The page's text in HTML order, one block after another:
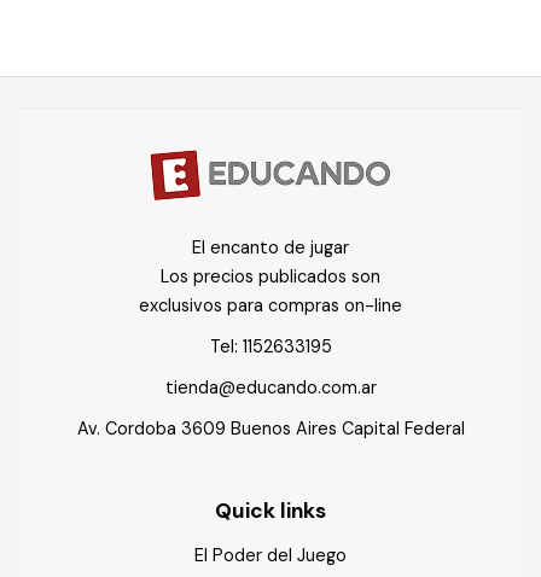
El encanto de jugar
Los precios publicados son
exclusivos para compras on-line
Tel: 1152633195
tienda@educando.com.ar
Av. Cordoba 3609 Buenos Aires Capital Federal
Quick links
El Poder del Juego